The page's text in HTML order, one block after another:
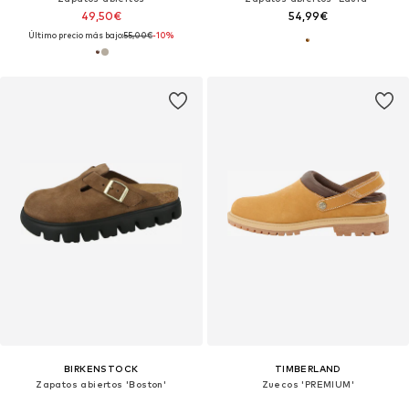
49,50€
Último precio más bajo:55,00€-10%
54,99€
BIRKENSTOCK
Zapatos abiertos 'Boston'
TIMBERLAND
Zuecos 'PREMIUM'